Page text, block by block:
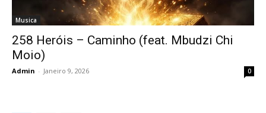
Musica
258 Heróis – Caminho (feat. Mbudzi Chi
Moio)
Admin - Janeiro 9, 2026 0